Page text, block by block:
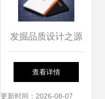
发掘品质设计之源
精品平面设计图素
材与下载指南
查看详情
更新时间：2026-08-07